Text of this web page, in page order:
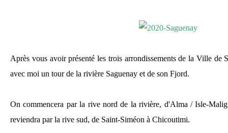
Après vous avoir présenté les trois arrondissements de la Ville de
avec moi un tour de la rivière Saguenay et de son Fjord.
On commencera par la rive nord de la rivière, d'Alma / Isle-
reviendra par la rive sud, de Saint-Siméon à Chicoutimi.